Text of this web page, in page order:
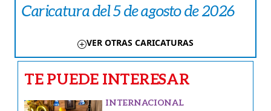
Caricatura del 5 de agosto de 2026
VER OTRAS CARICATURAS
TE PUEDE INTERESAR
INTERNACIONAL